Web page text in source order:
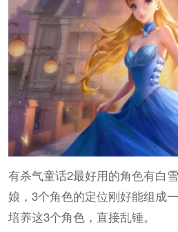
有杀气童话2最好用的角色有白
娘，3个角色的定位刚好能组成
培养这3个角色，直接乱锤。